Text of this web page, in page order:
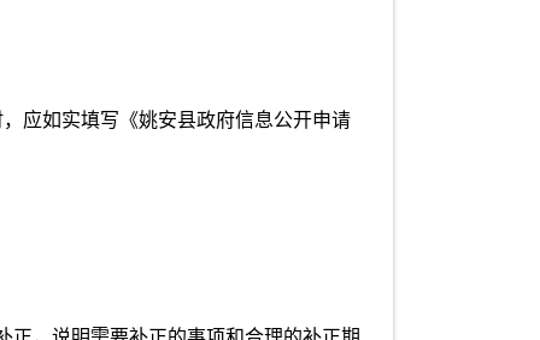
应如实填写《姚安县政府信息公开申请